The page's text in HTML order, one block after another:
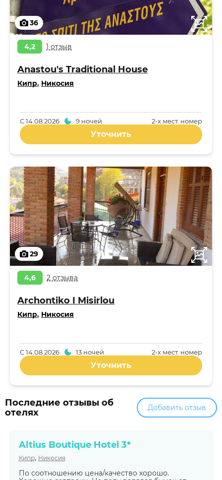
36
4,2 1 отзыв
Anastou's Traditional House
Кипр, Никосия
2-x мест. номер
С14.08.2026 9 ночей
Уточнить
29
4,6 2 отзыва
Archontiko I Misirlou
Кипр, Никосия
2-x мест. номер
С14.08.2026 13 ночей
Уточнить
Последние отзывы об
отелях
Добавить отзыв
Altius Boutique Hotel 3*
Кипр, Никосия
По соотношению цена/качество хорошо.